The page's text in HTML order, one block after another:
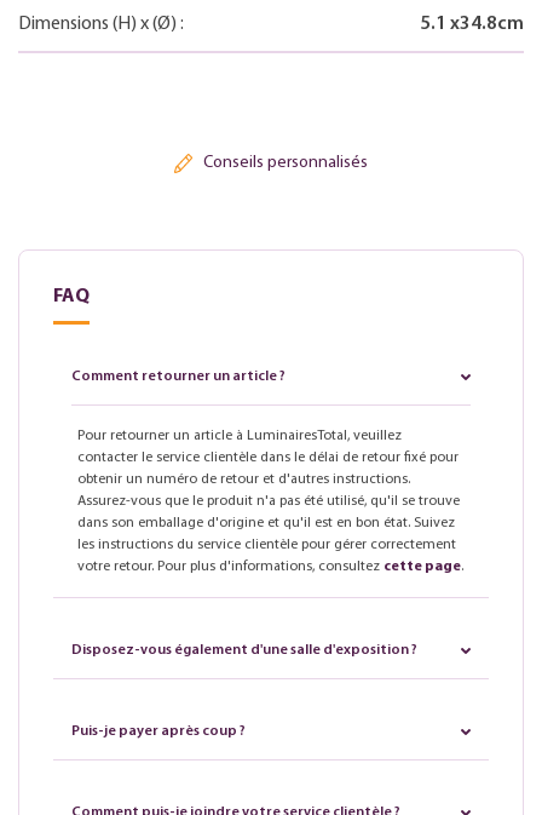
Dimensions (H) x(Ø) : 5.1 x34.8cm
Conseils personnalisés
FAQ
Comment retourner un article ?
Pour retourner un article à LuminairesTotal, veuillez
contacter le service clientèle dans le délai de retour fixé pour
obtenir un numéro de retour et d'autres instructions.
Assurez-vous que le produit n'a pas été utilisé, qu'il se trouve
dans son emballage d'origine et qu'il est en bon état. Suivez
les instructions du service clientèle pour gérer correctement
votre retour. Pour plus d'informations, consultez cette page.
Disposez-vous également d'une salle d'exposition ?
Puis-je payer après coup ?